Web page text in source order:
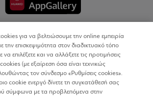
Copyright © 2026
Όροι Χρήσης
Δεδομένα στον Διαδικτυακό Τόπο
για να βελτιώσουμε την online εμπειρία
επισκεψιμότητα στον διαδικτυακό τόπο
επιλέξετε και να αλλάξετε τις προτιμήσεις
(με εξαίρεση όσα είναι τεχνικώς
τον σύνδεσμο «Ρυθμίσεις cookies».
cookie ενεργό δίνετε τη συγκατάθεσή σας
σύμφωνα με τα προβλεπόμενα στην